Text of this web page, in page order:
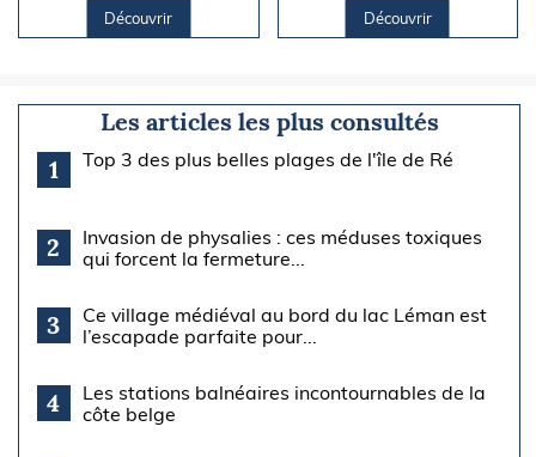
Découvrir Découvrir
Les articles les plus consultés
1
Top 3 des plus belles plages de l'île de Ré
2
Invasion de physalies : ces méduses toxiques
qui forcent la fermeture...
3
Ce village médiéval au bord du lac Léman est
l’escapade parfaite pour...
4
Les stations balnéaires incontournables de la
côte belge